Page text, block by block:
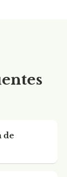
entes
de